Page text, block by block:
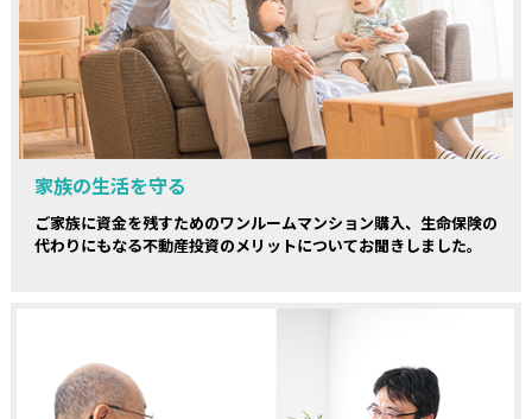
家族の生活を守る
ご家族に資金を残すためのワンルームマンション購入、生命保険の
代わりにもなる不動産投資のメリットについてお聞きしました。